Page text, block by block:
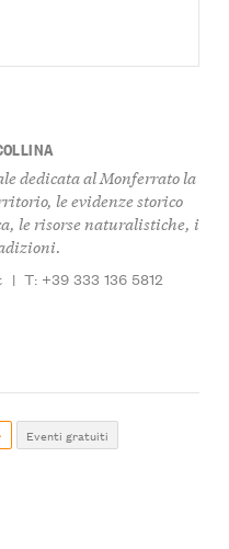
dedicata al Monferrato la
le evidenze storico
le risorse naturalistiche, i
| T: +39 333 136 5812
Eventi gratuiti